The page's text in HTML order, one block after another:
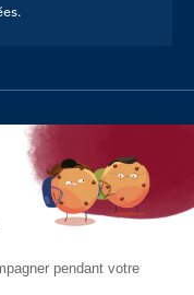
pendant votre